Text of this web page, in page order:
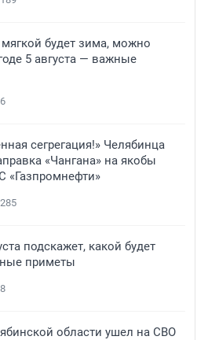
будет зима, можно
5 августа — важные
6
сегрегация!» Челябинца
«Чангана» на якобы
«Газпромнефти»
285
подскажет, какой будет
приметы
8
области ушел на СВО